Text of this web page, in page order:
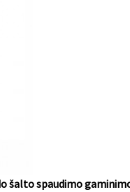
šalto spaudimo